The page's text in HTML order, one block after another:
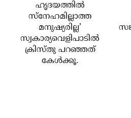
ഹൃദയത്തില്‍
സ്‌നേഹമില്ലാത്ത
മനുഷ്യരില്ല’
സ്വകാര്യവെളിപാടില്‍
ക്രിസ്തു പറഞ്ഞത്
കേള്‍ക്കൂ.